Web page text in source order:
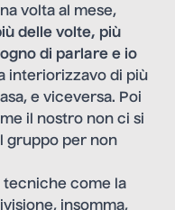
volta al mese,
delle volte, più
di parlare e io
interiorizzavo di più
e viceversa. Poi
il nostro non ci si
gruppo per non
tecniche come la
insomma,